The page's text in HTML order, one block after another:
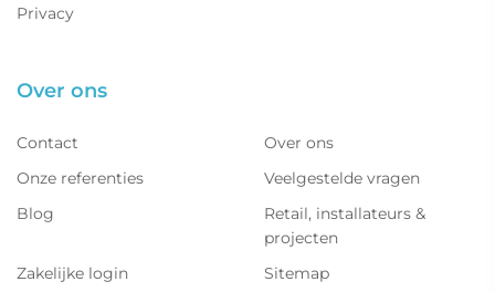
Privacy
Over ons
Contact
Over ons
Onze referenties
Veelgestelde vragen
Blog
Retail, installateurs &
projecten
Zakelijke login
Sitemap